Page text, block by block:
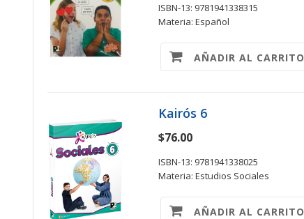
ISBN-13: 9781941338315
Materia: Español
AÑADIR AL CARRITO
Kairós 6
$76.00
ISBN-13: 9781941338025
Materia: Estudios Sociales
AÑADIR AL CARRITO